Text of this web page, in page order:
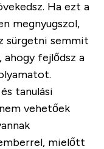
Ha ezt a
megnyugszol,
sürgetni semmit
fejlődsz a
tanulási
vehetőek
mielőtt